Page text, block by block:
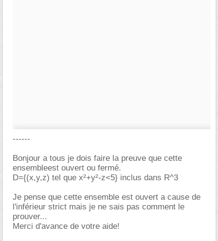
------
Bonjour a tous je dois faire la preuve que cette
ensembleest ouvert ou fermé.
D={(x,y,z) tel que x²+y²-z<5} inclus dans R^3
Je pense que cette ensemble est ouvert a cause de
l'inférieur strict mais je ne sais pas comment le
prouver...
Merci d'avance de votre aide!